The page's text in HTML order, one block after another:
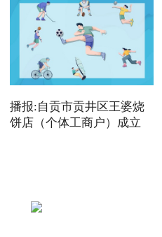
播报:自贡市贡井区王婆烧
饼店（个体工商户）成立